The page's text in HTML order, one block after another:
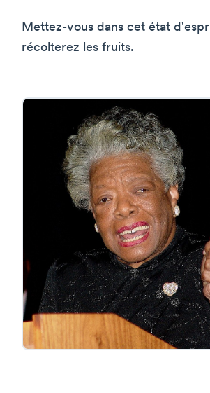
Mettez-vous dans cet état
récolterez les fruits.